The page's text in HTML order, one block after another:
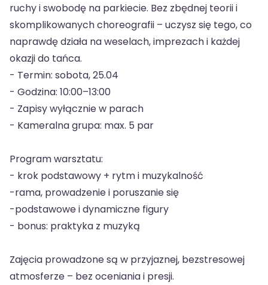
ruchy i swobodę na parkiecie. Bez zbędnej teorii i
skomplikowanych choreografii – uczysz się tego, co
naprawdę działa na weselach, imprezach i każdej
okazji do tańca.
- Termin: sobota, 25.04
- Godzina: 10:00–13:00
- Zapisy wyłącznie w parach
- Kameralna grupa: max. 5 par
Program warsztatu:
- krok podstawowy + rytm i muzykalność
-rama, prowadzenie i poruszanie się
-podstawowe i dynamiczne figury
- bonus: praktyka z muzyką
Zajęcia prowadzone są w przyjaznej, bezstresowej
atmosferze – bez oceniania i presji.